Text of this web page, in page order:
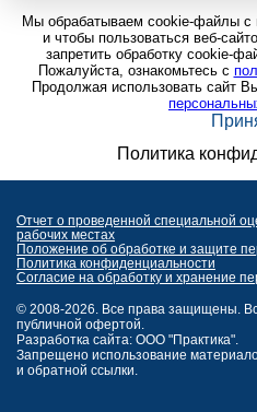
Мы обрабатываем cookie-файлы с
и чтобы пользоваться веб-
запретить обработку cookie-
Пожалуйста, ознакомьтесь с
Продолжая использовать сайт
Политика
Отчет о проведенной специальной
рабочих местах
Положение об обработке и защите
Политика конфиденциальности
Согласие на обработку и хранение
© 2008-2026. Все права защищены.
публичной офертой.
Разработка сайта: ООО "Практика".
Запрещено использование
и обратной ссылки.